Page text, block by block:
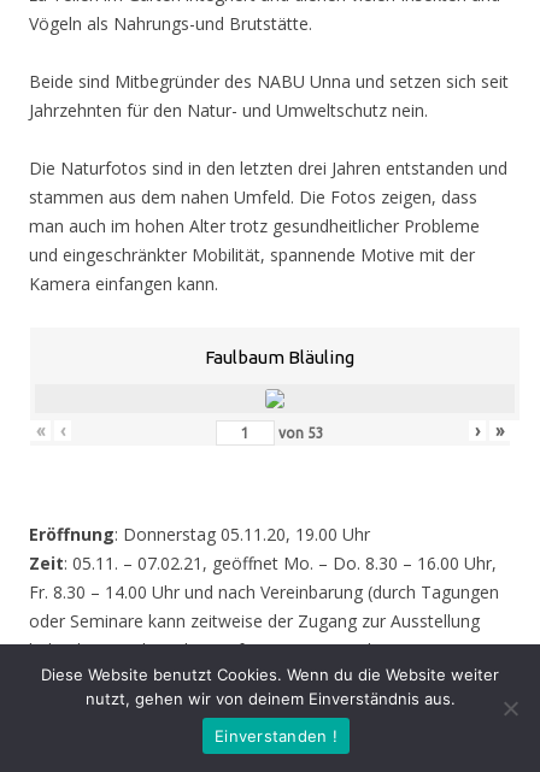
Vögeln als Nahrungs-und Brutstätte.
Beide sind Mitbegründer des NABU Unna und setzen sich seit
Jahrzehnten für den Natur- und Umweltschutz nein.
Die Naturfotos sind in den letzten drei Jahren entstanden und
stammen aus dem nahen Umfeld. Die Fotos zeigen, dass
man auch im hohen Alter trotz gesundheitlicher Probleme
und eingeschränkter Mobilität, spannende Motive mit der
Kamera einfangen kann.
Faulbaum Bläuling
« ‹ von 53 › »
Eröffnung: Donnerstag 05.11.20, 19.00 Uhr
Zeit: 05.11. – 07.02.21, geöffnet Mo. – Do. 8.30 – 16.00 Uhr,
Fr. 8.30 – 14.00 Uhr und nach Vereinbarung (durch Tagungen
oder Seminare kann zeitweise der Zugang zur Ausstellung
behindert werden – bitte informieren Sie sich vor einem
Besuch sicherheitshalber bei uns!)
Diese Website benutzt Cookies. Wenn du die Website weiter
nutzt, gehen wir von deinem Einverständnis aus.
Einverstanden !